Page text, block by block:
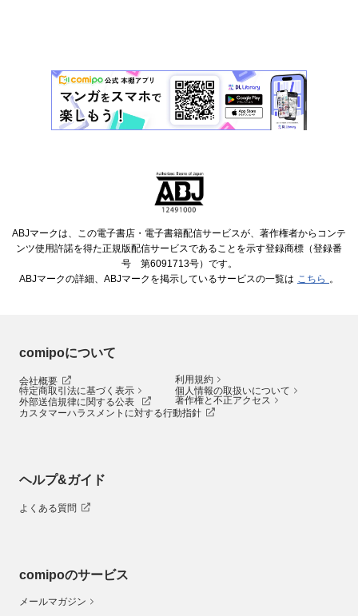
ABJマークは、この電子書店・電子書籍配信サービスが、著作権者からコンテ
ンツ使用許諾を得た正規版配信サービスであることを示す登録商標（登録番
号 第6091713号）です。
ABJマークの詳細、ABJマークを掲示しているサービスの一覧は こちら 。
comipoについて
会社概要
利用規約
特定商取引法に基づく表示
個人情報の取扱いについて
外部送信規律に関する公表
著作権と不正アクセス
カスタマーハラスメントに対する行動指針
ヘルプ&ガイド
よくある質問
comipoのサービス
メールマガジン